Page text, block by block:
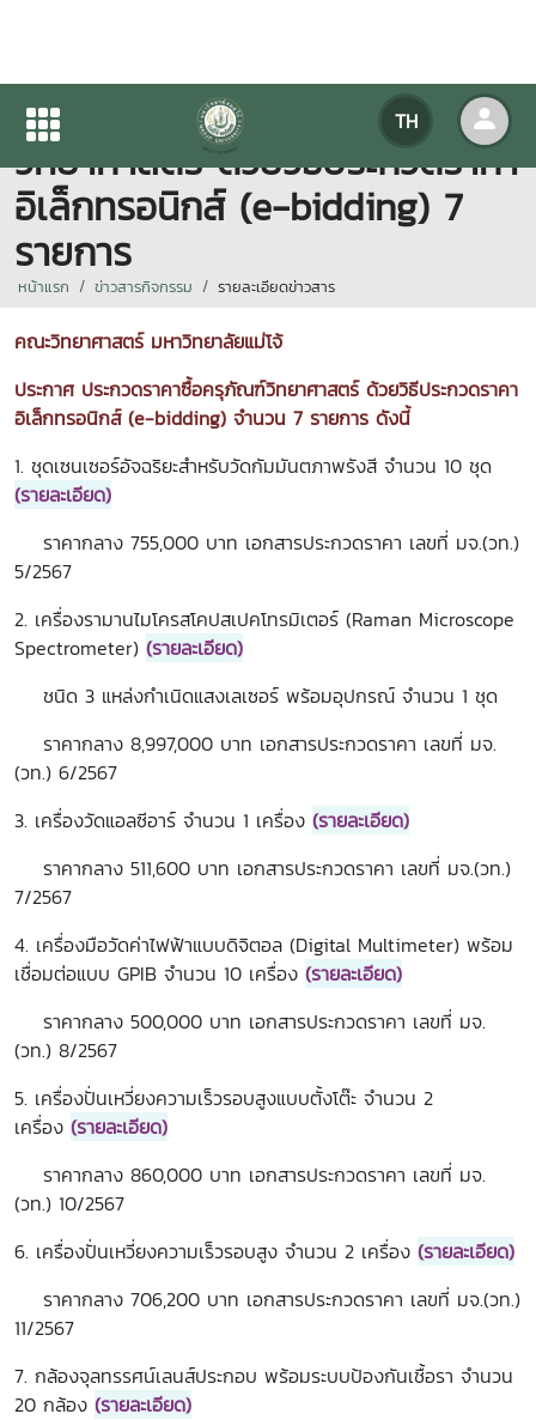
TH
ประกาศ ประกวดราคาซื้อครุภัณฑ์
วิทยาศาสตร์ ด้วยวิธีประกวดราคา
อิเล็กทรอนิกส์ (e-bidding) 7
รายการ
หน้าแรก ข่าวสารกิจกรรม รายละเอียดข่าวสาร
คณะวิทยาศาสตร์ มหาวิทยาลัยแม่โจ้
ประกาศ ประกวดราคาซื้อครุภัณฑ์วิทยาศาสตร์ ด้วยวิธีประกวดราคา
อิเล็กทรอนิกส์ (e-bidding) จำนวน 7 รายการ ดังนี้
1. ชุดเซนเซอร์อัจฉริยะสำหรับวัดกัมมันตภาพรังสี จำนวน 10 ชุด
(รายละเอียด)
ราคากลาง 755,000 บาท เอกสารประกวดราคา เลขที่ มจ.(วท.)
5/2567
2. เครื่องรามานไมโครสโคปสเปคโทรมิเตอร์ (Raman Microscope
Spectrometer) (รายละเอียด)
ชนิด 3 แหล่งกำเนิดแสงเลเซอร์ พร้อมอุปกรณ์ จำนวน 1 ชุด
ราคากลาง 8,997,000 บาท เอกสารประกวดราคา เลขที่ มจ.
(วท.) 6/2567
3. เครื่องวัดแอลซีอาร์ จำนวน 1 เครื่อง (รายละเอียด)
ราคากลาง 511,600 บาท เอกสารประกวดราคา เลขที่ มจ.(วท.)
7/2567
4. เครื่องมือวัดค่าไฟฟ้าแบบดิจิตอล (Digital Multimeter) พร้อม
เชื่อมต่อแบบ GPIB จำนวน 10 เครื่อง (รายละเอียด)
ราคากลาง 500,000 บาท เอกสารประกวดราคา เลขที่ มจ.
(วท.) 8/2567
5. เครื่องปั่นเหวี่ยงความเร็วรอบสูงแบบตั้งโต๊ะ จำนวน 2
เครื่อง (รายละเอียด)
ราคากลาง 860,000 บาท เอกสารประกวดราคา เลขที่ มจ.
(วท.) 10/2567
6. เครื่องปั่นเหวี่ยงความเร็วรอบสูง จำนวน 2 เครื่อง (รายละเอียด)
ราคากลาง 706,200 บาท เอกสารประกวดราคา เลขที่ มจ.(วท.)
11/2567
7. กล้องจุลทรรศน์เลนส์ประกอบ พร้อมระบบป้องกันเชื้อรา จำนวน
20 กล้อง (รายละเอียด)